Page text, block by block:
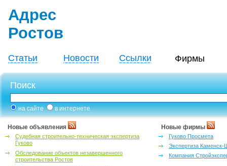
Адрес
Ростов
Статьи Новости Ссылки Фирмы
Поиск
на сайте в интернете
Новые объявления
Судебная строительно-техническая экспертиза
Гуково
Обследование объектов незавершенного
строительства Ростов
Новые фирмы
Гуково Просмета
Экспертиза Каменск-
Компания